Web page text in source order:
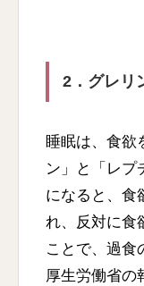
2．グレリ
睡眠は、食欲
ン」と「レプ
になると、食
れ、反対に食
ことで、過食
厚生労働省の